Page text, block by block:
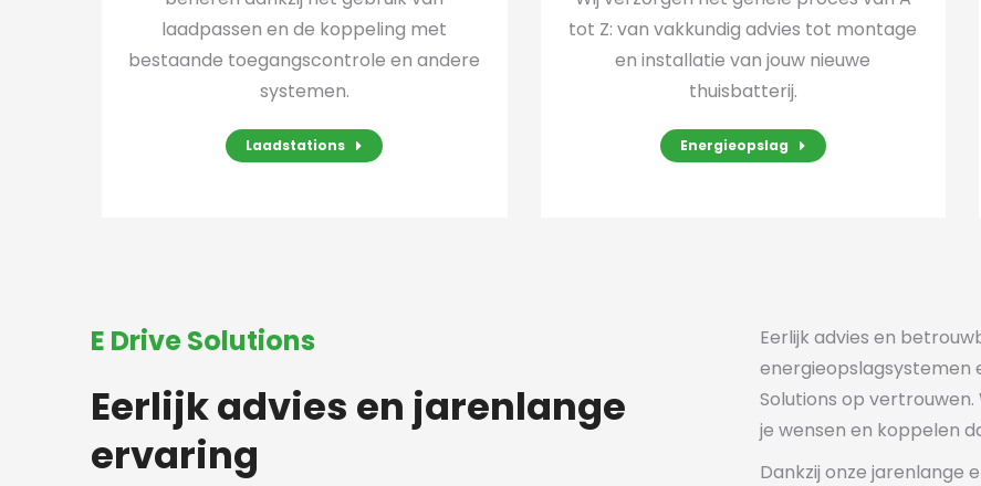
laadpassen en de koppeling met
bestaande toegangscontrole en andere
systemen.
Laadstations
tot Z: van vakkundig advies tot montage
en installatie van jouw nieuwe
thuisbatterij.
Energieopslag
E Drive Solutions
Eerlijk advies en jarenlange
ervaring
Eerlijk advies en
energieopslagsystemen
Solutions op
je wensen en koppelen
Dankzij onze jarenlange